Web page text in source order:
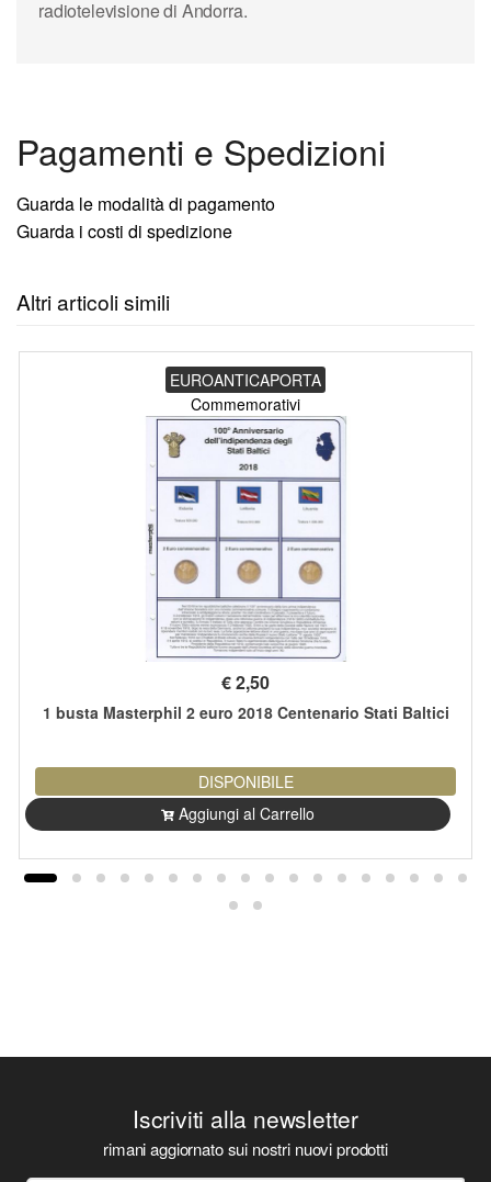
radiotelevisione di Andorra.
Pagamenti e Spedizioni
Guarda le modalità di pagamento
Guarda i costi di spedizione
Altri articoli simili
EUROANTICAPORTA
Commemorativi
€2,50
1 busta Masterphil 2 euro 2018 Centenario Stati Baltici
DISPONIBILE
Aggiungi al Carrello
Iscriviti alla newsletter
rimani aggiornato sui nostri nuovi prodotti